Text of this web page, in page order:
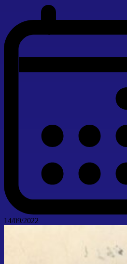
14/09/2022